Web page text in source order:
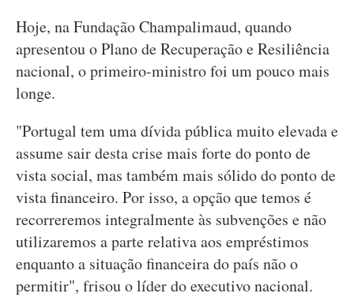
Hoje, na Fundação Champalimaud, quando
apresentou o Plano de Recuperação e Resiliência
nacional, o primeiro-ministro foi um pouco mais
longe.
"Portugal tem uma dívida pública muito elevada e
assume sair desta crise mais forte do ponto de
vista social, mas também mais sólido do ponto de
vista financeiro. Por isso, a opção que temos é
recorreremos integralmente às subvenções e não
utilizaremos a parte relativa aos empréstimos
enquanto a situação financeira do país não o
permitir", frisou o líder do executivo nacional.